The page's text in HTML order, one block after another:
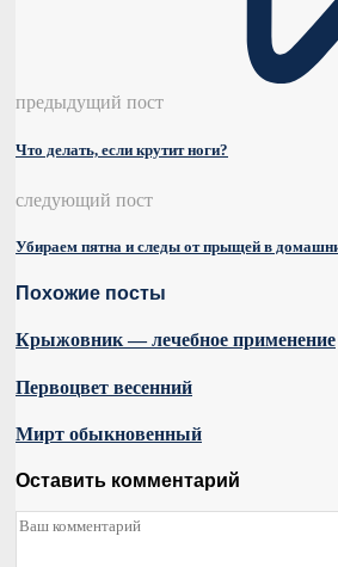
предыдущий пост
Что делать, если крутит ноги?
следующий пост
Убираем пятна и следы от прыщей в
Похожие посты
Крыжовник — лечебное применение
Первоцвет весенний
Мирт обыкновенный
Оставить комментарий